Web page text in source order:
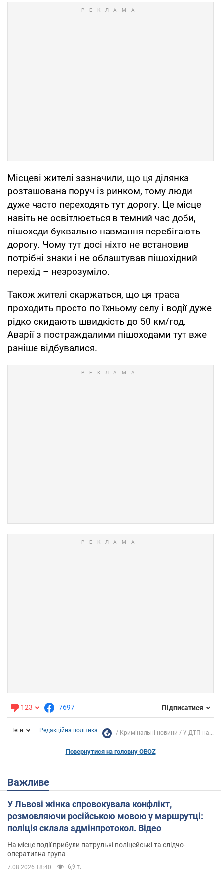
Місцеві жителі зазначили, що ця ділянка
розташована поруч із ринком, тому люди
дуже часто переходять тут дорогу. Це місце
навіть не освітлюється в темний час доби,
пішоходи буквально навмання перебігають
дорогу. Чому тут досі ніхто не встановив
потрібні знаки і не облаштував пішохідний
перехід – незрозуміло.
Також жителі скаржаться, що ця траса
проходить просто по їхньому селу і водії дуже
рідко скидають швидкість до 50 км/год.
Аварії з постраждалими пішоходами тут вже
раніше відбувалися.
123 7697 Підписатися
Теги Редакційна політика Кримінальні новини У ДТП на...
Повернутися на головну OBOZ
Важливе
У Львові жінка спровокувала конфлікт,
розмовляючи російською мовою у маршрутці:
поліція склала адмінпротокол. Відео
На місце події прибули патрульні поліцейські та слідчо-
оперативна група
7.08.2026 18:40 6,9 т.